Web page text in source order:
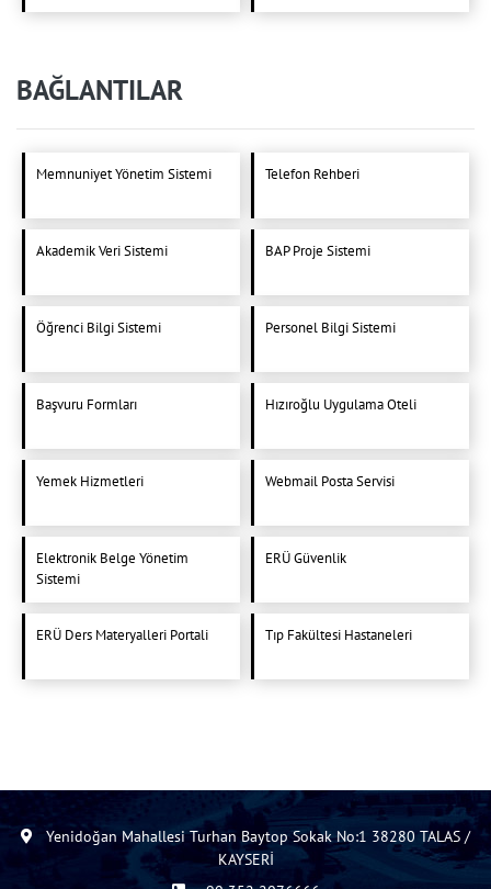
BAĞLANTILAR
Memnuniyet Yönetim Sistemi Telefon Rehberi
Akademik Veri Sistemi BAP Proje Sistemi
Öğrenci Bilgi Sistemi Personel Bilgi Sistemi
Başvuru Formları Hızıroğlu Uygulama Oteli
Yemek Hizmetleri Webmail Posta Servisi
Elektronik Belge Yönetim
Sistemi
ERÜ Güvenlik
ERÜ Ders Materyalleri Portali Tıp Fakültesi Hastaneleri
Yenidoğan Mahallesi Turhan Baytop Sokak No:1 38280 TALAS /
KAYSERİ